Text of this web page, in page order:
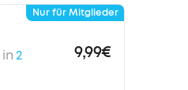
in2 9,99€
Nur für Mitglieder